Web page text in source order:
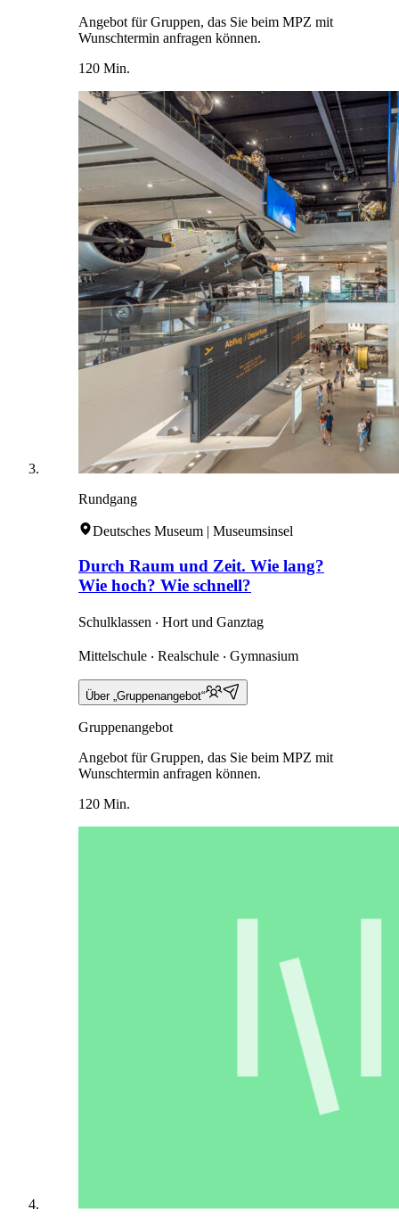
Angebot für Gruppen, das Sie beim MPZ mit
Wunschtermin anfragen können.
120 Min.
Rundgang
Deutsches Museum | Museumsinsel
Durch Raum und Zeit. Wie lang?
Wie hoch? Wie schnell?
Schulklassen ‧ Hort und Ganztag
Mittelschule ‧ Realschule ‧ Gymnasium
Über „Gruppenangebot“
Gruppenangebot
Angebot für Gruppen, das Sie beim MPZ mit
Wunschtermin anfragen können.
120 Min.